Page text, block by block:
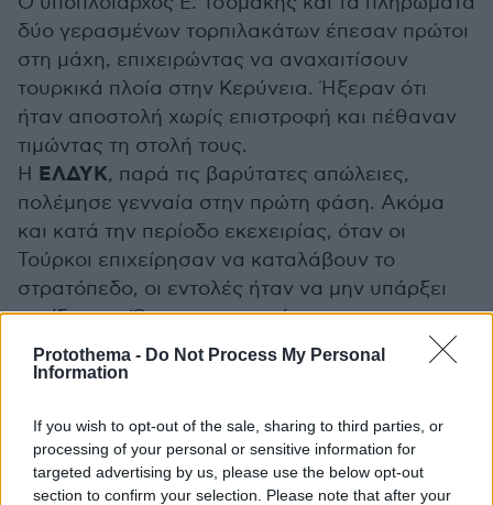
Protothema - Do Not Process My Personal
Information
If you wish to opt-out of the sale, sharing to third parties, or
processing of your personal or sensitive information for
targeted advertising by us, please use the below opt-out
section to confirm your selection. Please note that after your
δύο γερασμένων τορπιλακάτων έπεσαν πρώτοι
στη μάχη, επιχειρώντας να αναχαιτίσουν
τουρκικά πλοία στην Κερύνεια. Ήξεραν ότι
ήταν αποστολή χωρίς επιστροφή και πέθαναν
τιμώντας τη στολή τους.
Η ΕΛΔΥΚ, παρά τις βαρύτατες απώλειες,
πολέμησε γενναία στην πρώτη φάση. Ακόμα
και κατά την περίοδο εκεχειρίας, όταν οι
Τούρκοι επιχείρησαν να καταλάβουν το
στρατόπεδο, οι εντολές ήταν να μην υπάρξει
αντίδραση. Όμως οι στρατιώτες και οι
αξιωματικοί, βλέποντας τον εχθρό να
πλησιάζει, αψήφησαν τις εντολές και άνοιξαν
Ο δεύτερος «Αττίλας» ήταν και ο πλέον
καθοριστικός. ΗΕΛΔΥΚεγκαταλείφθηκε χωρίς